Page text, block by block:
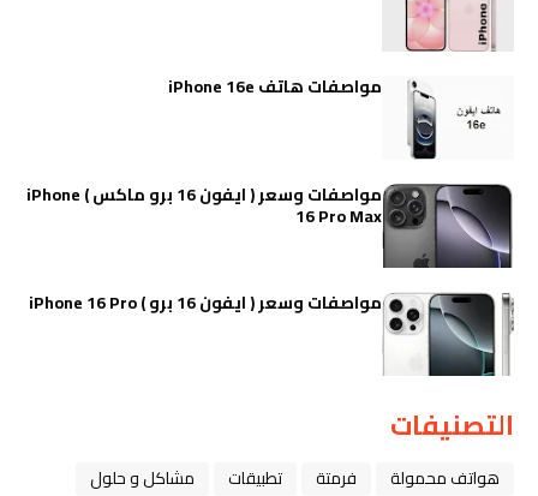
مواصفات هاتف iPhone 16e
مواصفات وسعر ( ايفون 16 برو ماكس ) iPhone
16 Pro Max
مواصفات وسعر ( ايفون 16 برو ) iPhone 16 Pro
التصنيفات
هواتف محمولة فرمتة تطبيقات
مشاكل و حلول